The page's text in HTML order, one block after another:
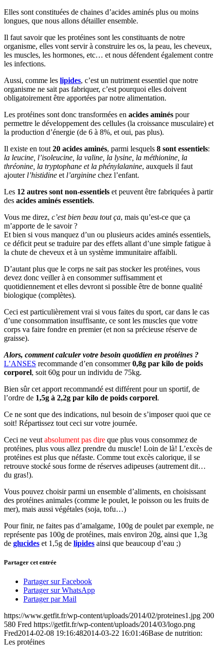
Elles sont constituées de chaines d’acides aminés plus ou moins
longues, que nous allons détailler ensemble.
Il faut savoir que les protéines sont les constituants de notre
organisme, elles vont servir à construire les os, la peau, les cheveux,
les muscles, les hormones, etc… et nous défendent également contre
les infections.
Aussi, comme les lipides, c’est un nutriment essentiel que notre
organisme ne sait pas fabriquer, c’est pourquoi elles doivent
obligatoirement être apportées par notre alimentation.
Les protéines sont donc transformées en acides aminés pour
permettre le développement des cellules (la croissance musculaire) et
la production d’énergie (de 6 à 8%, et oui, pas plus).
Il existe en tout 20 acides aminés, parmi lesquels 8 sont essentiels:
la leucine, l’isoleucine, la valine, la lysine, la méthionine, la
thréonine, la tryptophane et la phénylalanine, auxquels il faut
ajouter l’histidine et l’arginine chez l’enfant.
Les 12 autres sont non-essentiels et peuvent être fabriquées à partir
des acides aminés essentiels.
Vous me direz, c’est bien beau tout ça, mais qu’est-ce que ça
m’apporte de le savoir ?
Et bien si vous manquez d’un ou plusieurs acides aminés essentiels,
ce déficit peut se traduire par des effets allant d’une simple fatigue à
la chute de cheveux et à un système immunitaire affaibli.
D’autant plus que le corps ne sait pas stocker les protéines, vous
devez donc veiller à en consommer suffisamment et
quotidiennement et elles devront si possible être de bonne qualité
biologique (complètes).
Ceci est particulièrement vrai si vous faites du sport, car dans le cas
d’une consommation insuffisante, ce sont les muscles que votre
corps va faire fondre en premier (et non sa précieuse réserve de
graisse).
Alors, comment calculer votre besoin quotidien en protéines ?
L’ANSES recommande d’en consommer0,8g par kilo de poids
corporel, soit 60g pour un individu de 75kg.
Bien sûr cet apport recommandé est différent pour un sportif, de
l’ordre de 1,5g à 2,2g par kilo de poids corporel.
Ce ne sont que des indications, nul besoin de s’imposer quoi que ce
soit! Répartissez tout ceci sur votre journée.
Ceci ne veut absolument pas dire que plus vous consommez de
protéines, plus vous allez prendre du muscle! Loin de là! L’excès de
protéines est plus que néfaste. Comme tout excès calorique, il se
retrouve stocké sous forme de réserves adipeuses (autrement dit…
du gras!).
Vous pouvez choisir parmi un ensemble d’aliments, en choisissant
des protéines animales (comme le poulet, le poisson ou les fruits de
mer), mais aussi végétales (soja, tofu…)
Pour finir, ne faites pas d’amalgame, 100g de poulet par exemple, ne
représente pas 100g de protéines, mais environ 20g, ainsi que 1,3g
de glucides et 1,5g de lipides ainsi que beaucoup d’eau ;)
Partager cet entrée
Partager sur Facebook
Partager sur WhatsApp
Partager par Mail
https://www.getfit.fr/wp-content/uploads/2014/02/proteines1.jpg 200
580 Fred https://getfit.fr/wp-content/uploads/2014/03/logo.png
Fred2014-02-08 19:16:482014-03-22 16:01:46Base de nutrition:
Les protéines